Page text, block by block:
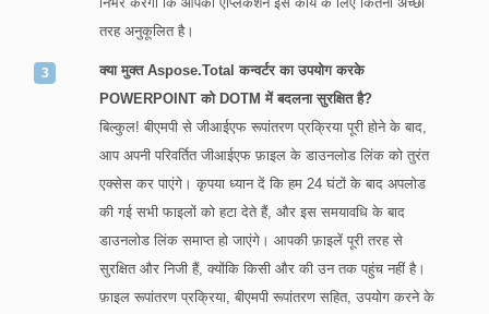
तरह अनुकूलित है।
क्या मुक्त Aspose.Total कन्वर्टर का उपयोग करके
POWERPOINT को DOTM में बदलना सुरक्षित है?
बिल्कुल! बीएमपी से जीआईएफ रूपांतरण प्रक्रिया पूरी होने के बाद,
आप अपनी परिवर्तित जीआईएफ फ़ाइल के डाउनलोड लिंक को तुरंत
एक्सेस कर पाएंगे। कृपया ध्यान दें कि हम 24 घंटों के बाद अपलोड
की गई सभी फाइलों को हटा देते हैं, और इस समयावधि के बाद
डाउनलोड लिंक समाप्त हो जाएंगे। आपकी फ़ाइलें पूरी तरह से
सुरक्षित और निजी हैं, क्योंकि किसी और की उन तक पहुंच नहीं है।
फ़ाइल रूपांतरण प्रक्रिया, बीएमपी रूपांतरण सहित, उपयोग करने के